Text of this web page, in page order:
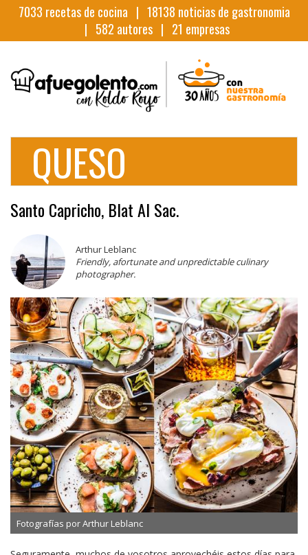
7033 recetas de cocina | 18138 noticias de gastronomia
| 582 autores | 21 empresas
QUESO
Santo Capricho, Blat Al Sac.
Arthur Leblanc
Friendly, afortunate and unpredictable culinary
photographer.
Fotografías por Arthur Leblanc